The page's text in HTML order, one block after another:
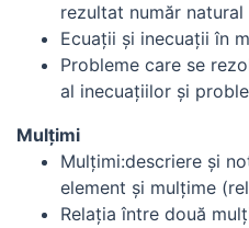
rezultat număr natural
Ecuaţii şi inecuaţii în
Probleme care se
al inecuaţiilor şi
Mulţimi
Mulţimi:descriere şi
element şi mulţime
Relaţia între două